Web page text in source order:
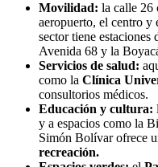
Movilidad: la calle 26
aeropuerto, el centro y
sector tiene
Avenida 68 y la
Servicios de salud:
como la Clínica
consultorios médicos.
Educación y cultura:
y a espacios como la
Simón Bolívar ofrece
recreación.